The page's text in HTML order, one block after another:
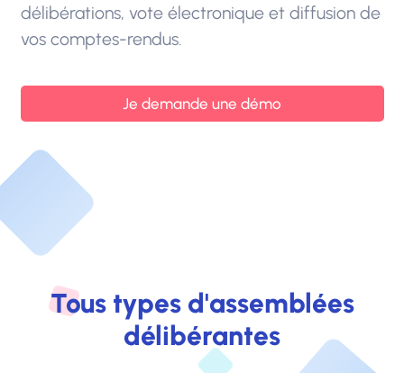
délibérations, vote électronique et diffusion de
vos comptes-rendus.
Je demande une démo
Tous types d'assemblées
délibérantes